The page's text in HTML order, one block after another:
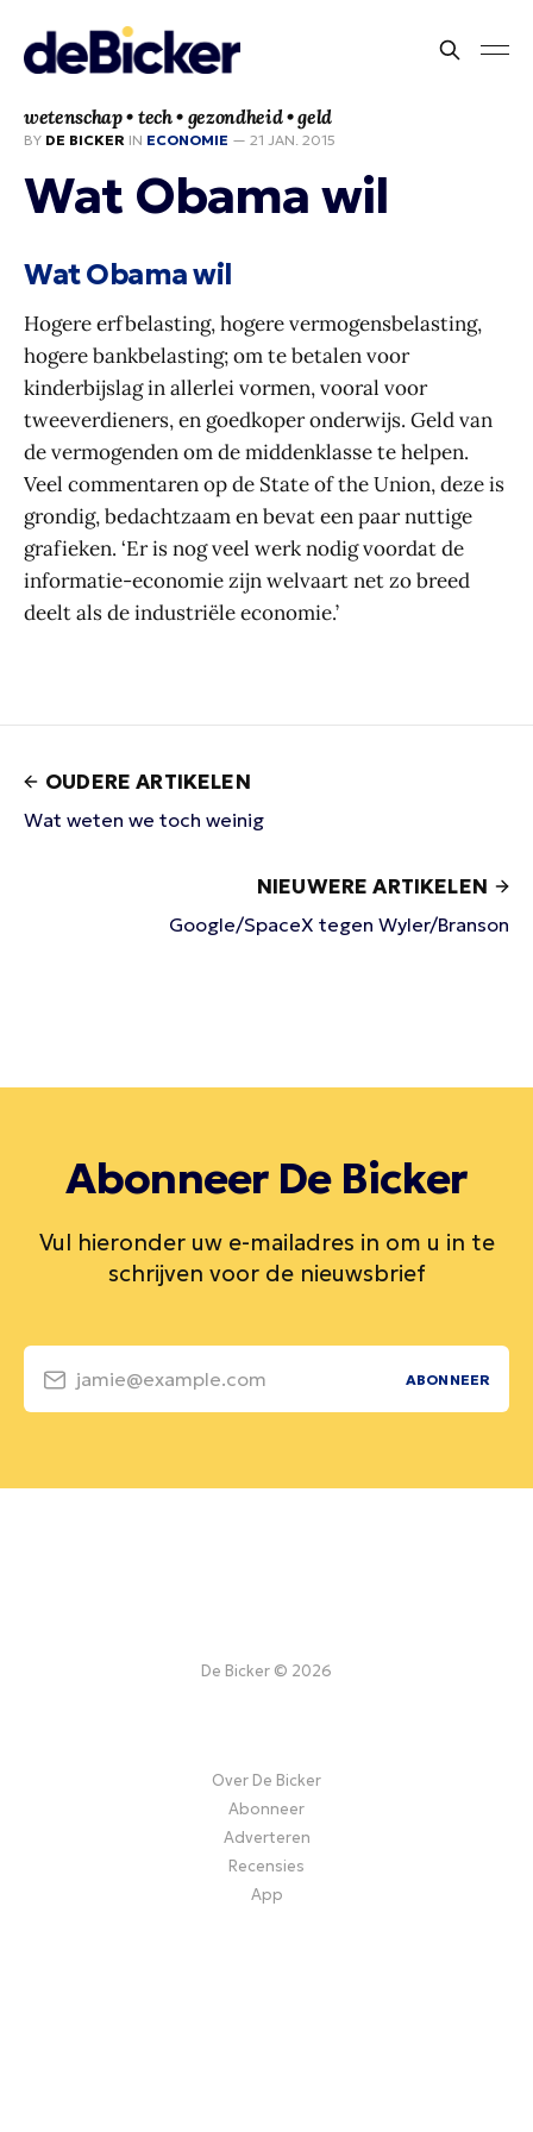
wetenschap • tech • gezondheid • geld
BY DE BICKER IN ECONOMIE — 21 JAN. 2015
Wat Obama wil
Wat Obama wil
Hogere erfbelasting, hogere vermogensbelasting,
hogere bankbelasting; om te betalen voor
kinderbijslag in allerlei vormen, vooral voor
tweeverdieners, en goedkoper onderwijs. Geld van
de vermogenden om de middenklasse te helpen.
Veel commentaren op de State of the Union, deze is
grondig, bedachtzaam en bevat een paar nuttige
grafieken. ‘Er is nog veel werk nodig voordat de
informatie-economie zijn welvaart net zo breed
deelt als de industriële economie.’
OUDERE ARTIKELEN
Wat weten we toch weinig
NIEUWERE ARTIKELEN
Google/SpaceX tegen Wyler/Branson
Abonneer De Bicker
Vul hieronder uw e-mailadres in om u in te
schrijven voor de nieuwsbrief
jamie@example.com ABONNEER
De Bicker © 2026
Over De Bicker
Abonneer
Adverteren
Recensies
App